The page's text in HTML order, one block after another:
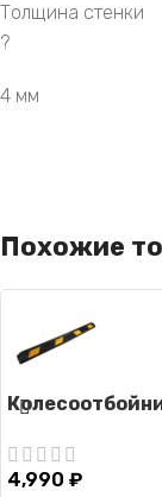
Толщина стенки
?
4 мм
Похожие
4,990 ₽